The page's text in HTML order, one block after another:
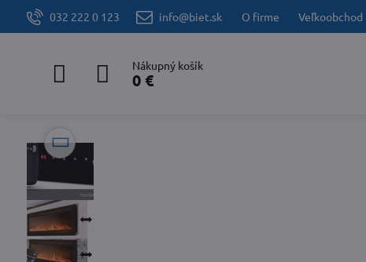
032 222 0 123 info@biet.sk O firme Veľkoobchod
Nákupný košík
0 €